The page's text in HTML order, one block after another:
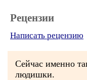
Рецензии
Написать рецензию
Сейчас именно
людишки.